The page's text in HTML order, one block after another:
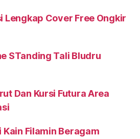
Lengkap Cover Free Ongkir
STanding Tali Bludru
Dan Kursi Futura Area
Kain Filamin Beragam